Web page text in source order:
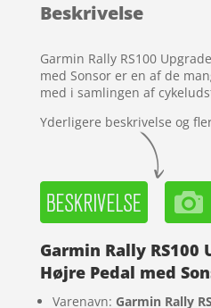
på
ømmels
er
Beskrivelse
Garmin Rally RS100
med Sonsor er en af de
med i samlingen af
Yderligere beskrivelse og
Garmin Rally RS100
Højre Pedal med
Varenavn: Garmin Rally